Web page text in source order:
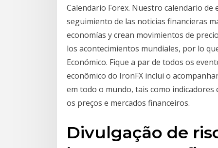
Calendario Forex. Nuestro calendario
seguimiento de las noticias financieras
economías y crean movimientos de
los acontecimientos mundiales, por lo
Económico. Fique a par de todos os
econômico do IronFX inclui o
em todo o mundo, tais como
os preços e mercados financeiros.
Divulgação de